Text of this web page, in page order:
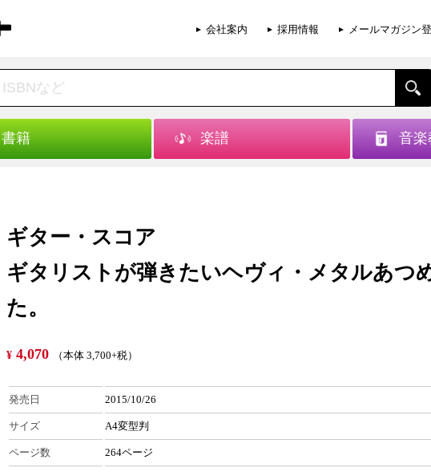
会社案内 採用情報 メールマガジン
書籍 楽譜 音楽
ギター・スコア
ギタリストが弾きたいヘヴィ・メタルあつ
た。
¥ 4,070 （本体 3,700+税）
発売日 2015/10/26
サイズ A4変型判
ページ数 264ページ